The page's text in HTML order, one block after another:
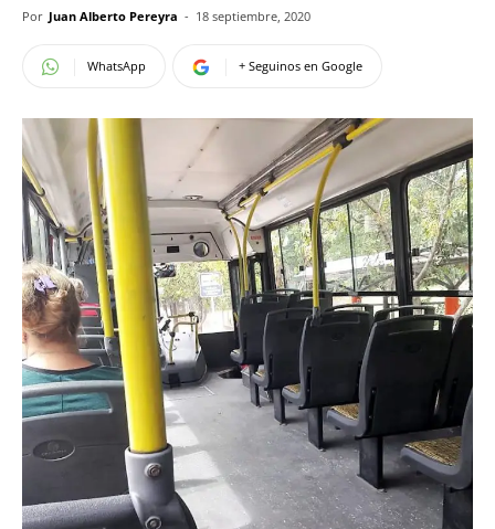
Por Juan Alberto Pereyra - 18 septiembre, 2020
WhatsApp + Seguinos en Google